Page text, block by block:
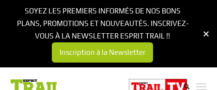
SOYEZ LES PREMIERS INFORMÉS DE NOS BONS
PLANS, PROMOTIONS ET NOUVEAUTÉS. INSCRIVEZ-
VOUS À LA NEWSLETTER ESPRIT TRAIL !!
Inscription à la Newsletter